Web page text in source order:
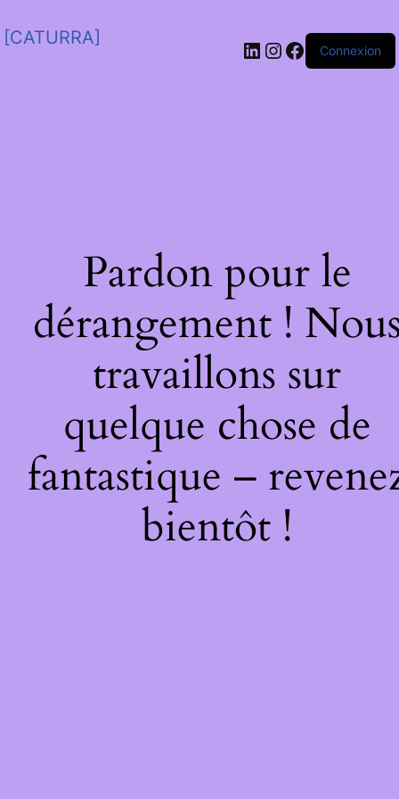
[CATURRA]
Connexion
Pardon pour le
dérangement !
travaillons sur
quelque chose de
fantastique –
bientôt !